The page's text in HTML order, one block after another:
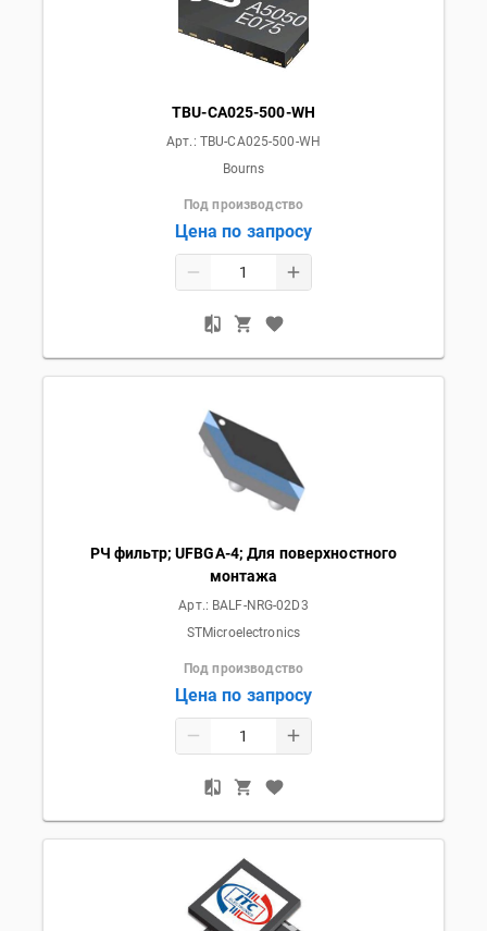
TBU-CA025-500-WH
Арт.: TBU-CA025-500-WH
Bourns
Под производство
Цена по запросу
РЧ фильтр; UFBGA-4; Для поверхностного
монтажа
Арт.: BALF-NRG-02D3
STMicroelectronics
Под производство
Цена по запросу